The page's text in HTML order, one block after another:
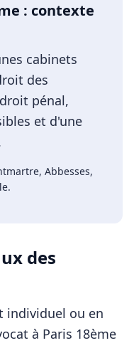
: contexte
cabinets
des
pénal,
et d'une
Abbesses,
.
des
individuel ou en
à Paris 18ème